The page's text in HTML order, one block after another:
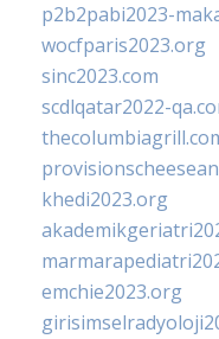
p2b2pabi2023-
wocfparis2023.org
sinc2023.com
scdlqatar2022-
khedi2023.org
emchie2023.org